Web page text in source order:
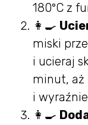
180°C z
👩‍🍳
miski
i ucieraj
minut, aż
i
👩‍🍳